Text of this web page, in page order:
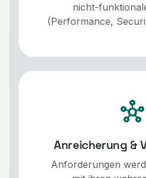
nicht-
(Performance,
hub
Anreicherung &
Anforderungen